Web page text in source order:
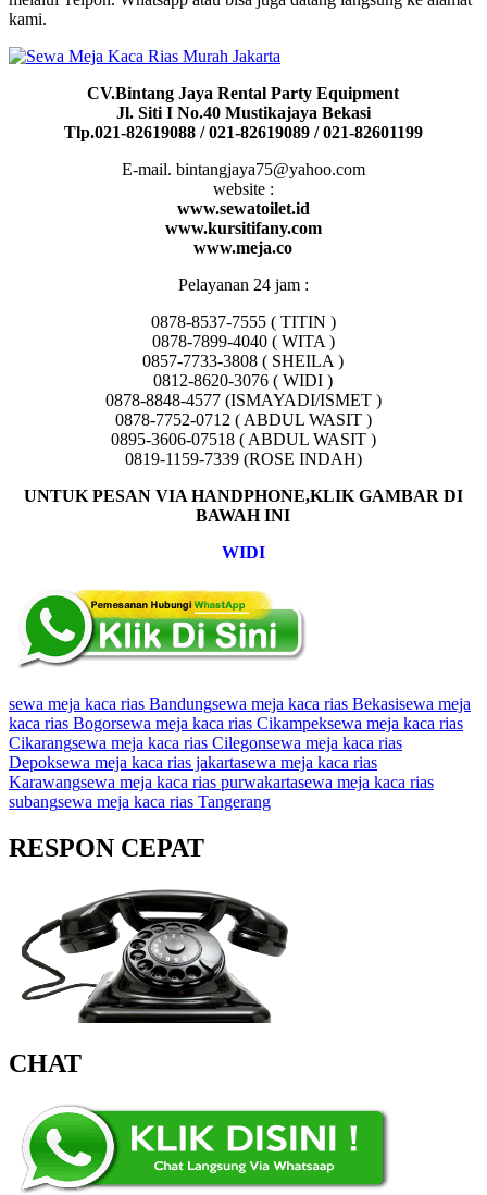
kami.
CV.Bintang Jaya Rental Party Equipment
Jl. Siti I No.40 Mustikajaya Bekasi
Tlp.021-82619088 / 021-82619089 / 021-82601199
E-mail. bintangjaya75@yahoo.com
website :
www.sewatoilet.id
www.kursitifany.com
www.meja.co
Pelayanan 24 jam :
0878-8537-7555 ( TITIN )
0878-7899-4040 ( WITA )
0857-7733-3808 ( SHEILA )
0812-8620-3076 ( WIDI )
0878-8848-4577 (ISMAYADI/ISMET )
0878-7752-0712 ( ABDUL WASIT )
0895-3606-07518 ( ABDUL WASIT )
0819-1159-7339 (ROSE INDAH)
UNTUK PESAN VIA HANDPHONE,KLIK GAMBAR DI
BAWAH INI
WIDI
sewa meja kaca rias Bandungsewa meja kaca rias Bekasisewa meja
kaca rias Bogorsewa meja kaca rias Cikampeksewa meja kaca rias
Cikarangsewa meja kaca rias Cilegonsewa meja kaca rias
Depoksewa meja kaca rias jakartasewa meja kaca rias
Karawangsewa meja kaca rias purwakartasewa meja kaca rias
subangsewa meja kaca rias Tangerang
RESPON CEPAT
CHAT